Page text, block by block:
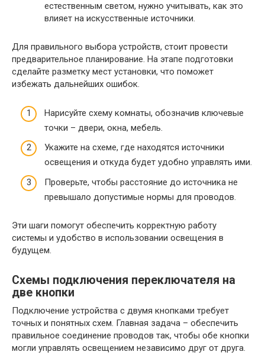
естественным светом, нужно учитывать, как это
влияет на искусственные источники.
Для правильного выбора устройств, стоит провести
предварительное планирование. На этапе подготовки
сделайте разметку мест установки, что поможет
избежать дальнейших ошибок.
Нарисуйте схему комнаты, обозначив ключевые
точки – двери, окна, мебель.
Укажите на схеме, где находятся источники
освещения и откуда будет удобно управлять ими.
Проверьте, чтобы расстояние до источника не
превышало допустимые нормы для проводов.
Эти шаги помогут обеспечить корректную работу
системы и удобство в использовании освещения в
будущем.
Схемы подключения переключателя на
две кнопки
Подключение устройства с двумя кнопками требует
точных и понятных схем. Главная задача – обеспечить
правильное соединение проводов так, чтобы обе кнопки
могли управлять освещением независимо друг от друга.